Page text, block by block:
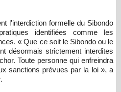
l'interdiction formelle du Sibondo
identifiées comme les
« Que ce soit le Sibondo ou le
désormais strictement interdites
Toute personne qui enfreindra
sanctions prévues par la loi », a